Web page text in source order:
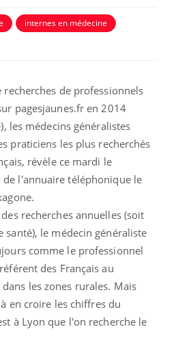
internes en médecine
de professionnels
pagesjaunes.fr en 2014
les médecins généralistes
praticiens les plus recherchés
révèle ce mardi le
de l'annuaire téléphonique le
recherches annuelles (soit
santé), le médecin généraliste
comme le professionnel
des Français au
les zones rurales. Mais
en croire les chiffres du
à Lyon que l'on recherche le